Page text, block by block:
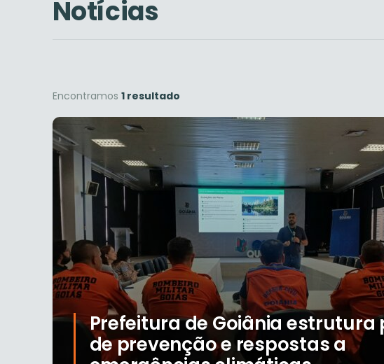
Notícias
Encontramos 1 resultado
Prefeitura de Goiânia estrutura
de prevenção e respostas a